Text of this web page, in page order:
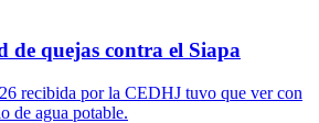
quejas contra el Siapa
recibida por la CEDHJ tuvo que ver con
de agua potable.